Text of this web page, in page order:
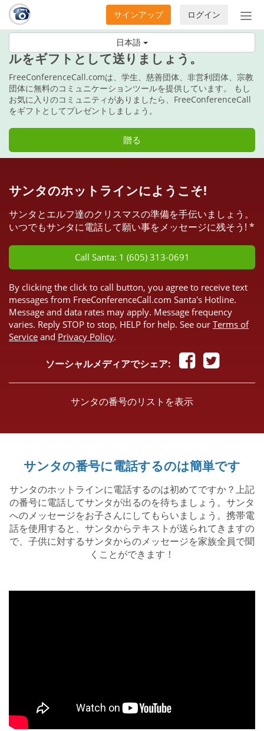
日本語
ナ
ビ
シ
ョ
ン
開
ログイン
サインアップ
このホリデーに、コミュニケーションツー
ルをギフトとして送りましょう。
FreeConferenceCall.comは、学生、慈善団体、非営利団体、宗教
団体に無料のコミュニケーションツールを提供しています。 もし
お気に入りのコミュニティがありましたら、FreeConferenceCall
をギフトとしてプレゼントしましょう。
贈る
サンタのホットラインにようこそ!
サンタとエルフ達のクリスマスの準備を手伝いましょう。
いつでもサンタに電話して願い事をメッセージに残そう! *
Call Santa: 1 (605) 313-0691
By clicking the click to call button, you agree to receive text
messages from FreeConferenceCall.com Santa's Hotline.
Message and data rates may apply. Message frequency
varies. Reply STOP to stop, HELP for help. See our Terms of
Service and Privacy Policy.
ソーシャルメディアでシェア:
サンタの番号のリストを表示
サンタの番号に電話するのは簡単です
サンタのホットラインに電話するのは初めてですか？上記
の番号に電話してサンタが出るのを待ちましょう。サンタ
へのメッセージをお子さんにしてもらいましょう。携帯電
話を使用すると、サンタからテキストが送られてきますの
で、子供に対するサンタからのメッセージを家族全員で聞
くことができます！